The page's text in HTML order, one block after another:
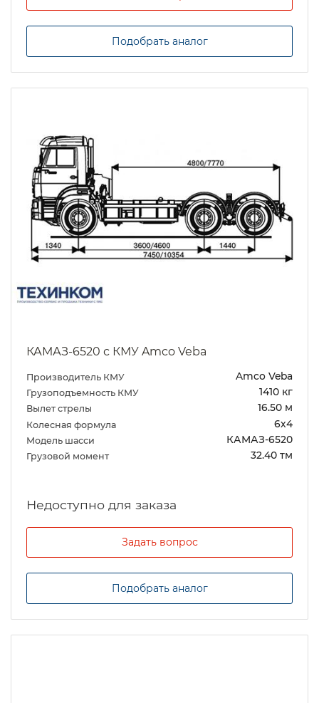
Подобрать аналог
КАМАЗ-6520 с КМУ Amco Veba
Производитель КМУ Amco Veba
Грузоподъемность КМУ 1410 кг
Вылет стрелы 16.50 м
Колесная формула 6х4
Модель шасси КАМАЗ-6520
Грузовой момент 32.40 тм
Задать вопрос
Подобрать аналог